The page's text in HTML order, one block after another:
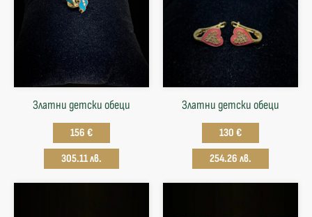
Златни детски обеци
156 €
305.11 лв.
Златни детски обеци
130 €
254.26 лв.